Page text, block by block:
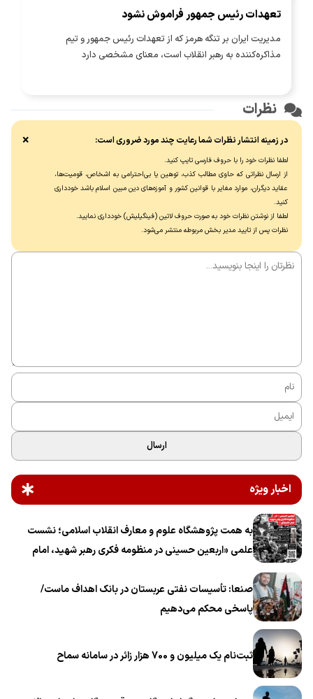
تعهدات رئیس جمهور فراموش نشود
مدیریت ایران بر تنگه هرمز که از تعهدات رئیس جمهور و تیم
مذاکره‌کننده به رهبر انقلاب است، معنای مشخصی دارد
نظرات
در زمینه انتشار نظرات شما رعایت چند مورد ضروری است:
لطفا نظرات خود را با حروف فارسی تایپ کنید.
از ارسال نظراتی که حاوی مطالب کذب، توهین یا بی‌احترامی به اشخاص، قومیت‌ها،
عقاید دیگران، موارد مغایر با قوانین کشور و آموزه‌های دین مبین اسلام باشد خودداری
کنید.
لطفا از نوشتن نظرات خود به صورت حروف لاتین (فینگیلیش) خودداری نماييد.
نظرات پس از تایید مدیر بخش مربوطه منتشر می‌شود.
×
ارسال
اخبار ویژه
به همت پژوهشگاه علوم و معارف انقلاب اسلامی؛ نشست
علمی «اربعین حسینی در منظومه فکری رهبر شهید، امام
صنعا: تأسیسات نفتی عربستان در بانک اهداف ماست/
پاسخی محکم می‌دهیم
ثبت‌نام یک میلیون و 700 هزار زائر در سامانه سماح ‌